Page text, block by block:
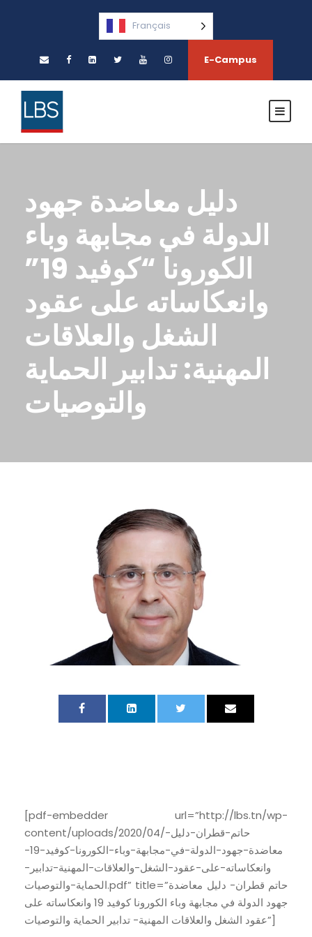
Français
E-Campus
دليل معاضدة جهود
الدولة في مجابهة وباء
الكورونا “كوفيد 19”
وانعكاساته على عقود
الشغل والعلاقات
المهنية: تدابير الحماية
والتوصيات
[pdf-embedder url=”http://lbs.tn/wp-
content/uploads/2020/04/حاتم-قطران-دليل-
معاضدة-جهود-الدولة-في-مجابهة-وباء-الكورونا-كوفيد-19-
وانعكاساته-على-عقود-الشغل-والعلاقات-المهنية-تدابير-
الحماية-والتوصيات.pdf” title=”حاتم قطران- دليل معاضدة
جهود الدولة في مجابهة وباء الكورونا كوفيد 19 وانعكاساته على
عقود الشغل والعلاقات المهنية- تدابير الحماية والتوصيات”]